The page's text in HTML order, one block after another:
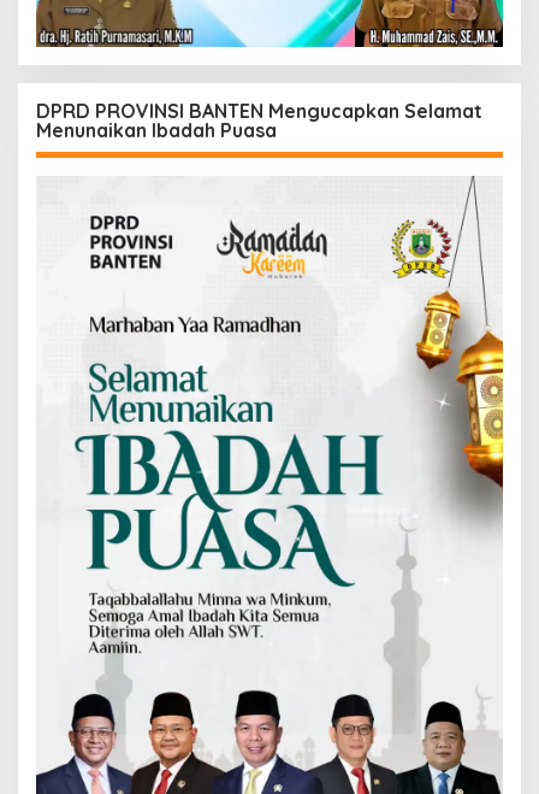
DPRD PROVINSI BANTEN Mengucapkan Selamat
Menunaikan Ibadah Puasa